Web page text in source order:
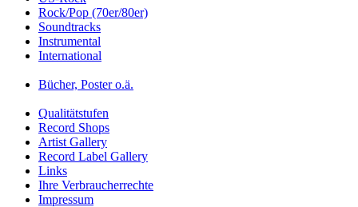
Rock/Pop (70er/80er)
Soundtracks
Instrumental
International
Bücher, Poster o.ä.
Qualitätstufen
Record Shops
Artist Gallery
Record Label Gallery
Links
Ihre Verbraucherrechte
Impressum